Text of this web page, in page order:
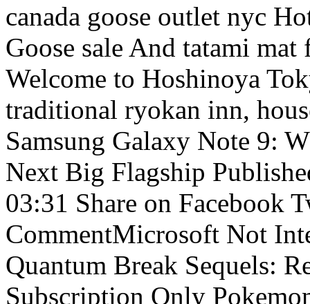
canada goose outlet nyc
Goose sale And tatami
Welcome to Hoshinoya
traditional ryokan inn,
Samsung Galaxy Note 9:
Next Big Flagship
03:31 Share on Facebook
CommentMicrosoft Not
Quantum Break Sequels:
Subscription Only